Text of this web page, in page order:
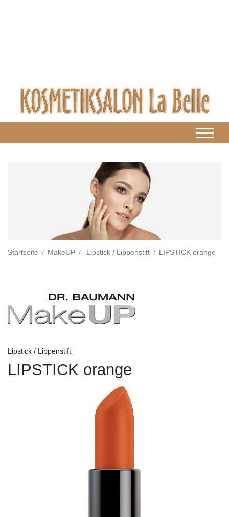
Startseite MakeUP Lipstick / Lippenstift LIPSTICK orange
Lipstick / Lippenstift
LIPSTICK orange